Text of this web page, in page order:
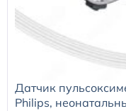
Датчик
Philips,